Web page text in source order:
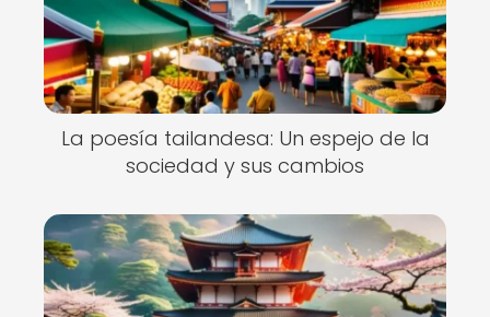
La poesía tailandesa: Un espejo de la
sociedad y sus cambios